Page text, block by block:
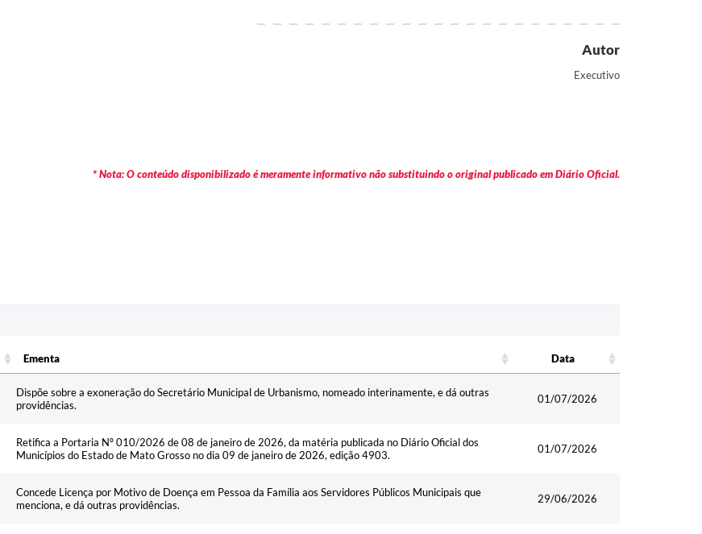
Autor
Executivo
* Nota: O conteúdo disponibilizado é meramente informativo não substituindo o original publicado em Diário Oficial.
Ementa
Data
Dispõe sobre a exoneração do Secretário Municipal de Urbanismo, nomeado interinamente, e dá outras
providências.
01/07/2026
Retifica a Portaria Nº 010/2026 de 08 de janeiro de 2026, da matéria publicada no Diário Oficial dos
Municípios do Estado de Mato Grosso no dia 09 de janeiro de 2026, edição 4903.
01/07/2026
Concede Licença por Motivo de Doença em Pessoa da Família aos Servidores Públicos Municipais que
menciona, e dá outras providências.
29/06/2026